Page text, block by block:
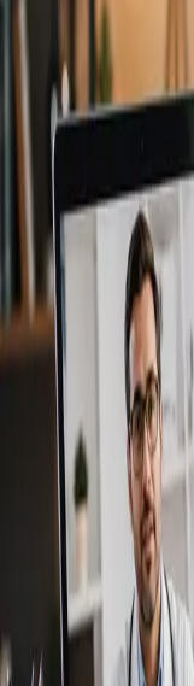
Duration
30 min
Más información:
Specialist
Consulta Online
From
Duration
30 min
Más información:
Reservar cita
Specialist
Dermatología